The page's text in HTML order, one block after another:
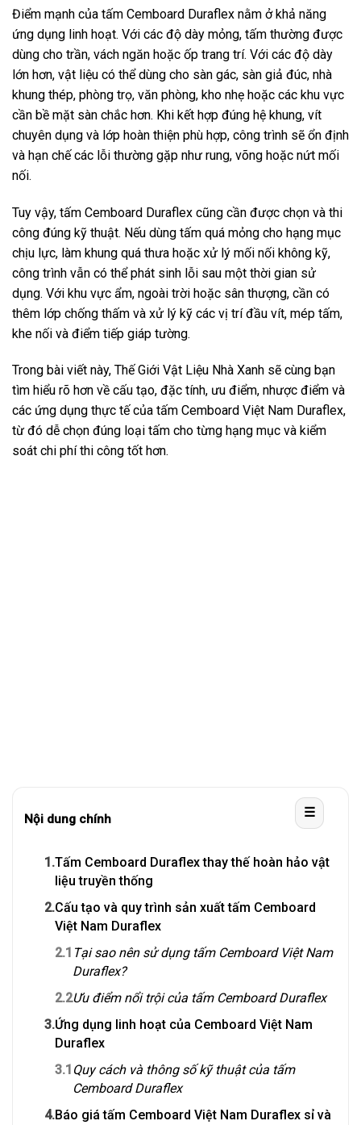
Điểm mạnh của tấm Cemboard Duraflex nằm ở khả năng
ứng dụng linh hoạt. Với các độ dày mỏng, tấm thường được
dùng cho trần, vách ngăn hoặc ốp trang trí. Với các độ dày
lớn hơn, vật liệu có thể dùng cho sàn gác, sàn giả đúc, nhà
khung thép, phòng trọ, văn phòng, kho nhẹ hoặc các khu vực
cần bề mặt sàn chắc hơn. Khi kết hợp đúng hệ khung, vít
chuyên dụng và lớp hoàn thiện phù hợp, công trình sẽ ổn định
và hạn chế các lỗi thường gặp như rung, võng hoặc nứt mối
nối.
Tuy vậy, tấm Cemboard Duraflex cũng cần được chọn và thi
công đúng kỹ thuật. Nếu dùng tấm quá mỏng cho hạng mục
chịu lực, làm khung quá thưa hoặc xử lý mối nối không kỹ,
công trình vẫn có thể phát sinh lỗi sau một thời gian sử
dụng. Với khu vực ẩm, ngoài trời hoặc sân thượng, cần có
thêm lớp chống thấm và xử lý kỹ các vị trí đầu vít, mép tấm,
khe nối và điểm tiếp giáp tường.
Trong bài viết này, Thế Giới Vật Liệu Nhà Xanh sẽ cùng bạn
tìm hiểu rõ hơn về cấu tạo, đặc tính, ưu điểm, nhược điểm và
các ứng dụng thực tế của tấm Cemboard Việt Nam Duraflex,
từ đó dễ chọn đúng loại tấm cho từng hạng mục và kiểm
soát chi phí thi công tốt hơn.
Nội dung chính ☰
1.Tấm Cemboard Duraflex thay thế hoàn hảo vật
liệu truyền thống
2.Cấu tạo và quy trình sản xuất tấm Cemboard
Việt Nam Duraflex
2.1 Tại sao nên sử dụng tấm Cemboard Việt Nam
Duraflex?
2.2Ưu điểm nổi trội của tấm Cemboard Duraflex
3.Ứng dụng linh hoạt của Cemboard Việt Nam
Duraflex
3.1 Quy cách và thông số kỹ thuật của tấm
Cemboard Duraflex
4.Báo giá tấm Cemboard Việt Nam Duraflex sỉ và